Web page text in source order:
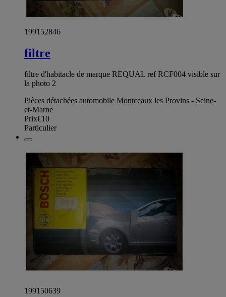
199152846
filtre
filtre d'habitacle de marque REQUAL ref RCF004 visible sur
la photo 2
Pièces détachées automobile Montceaux les Provins - Seine-
et-Marne
Prix€10
Particulier
199150639